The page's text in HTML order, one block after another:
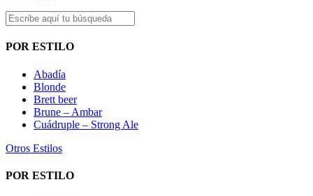
POR ESTILO
Abadía
Blonde
Brett beer
Brune – Ambar
Cuádruple – Strong Ale
Otros Estilos
POR ESTILO